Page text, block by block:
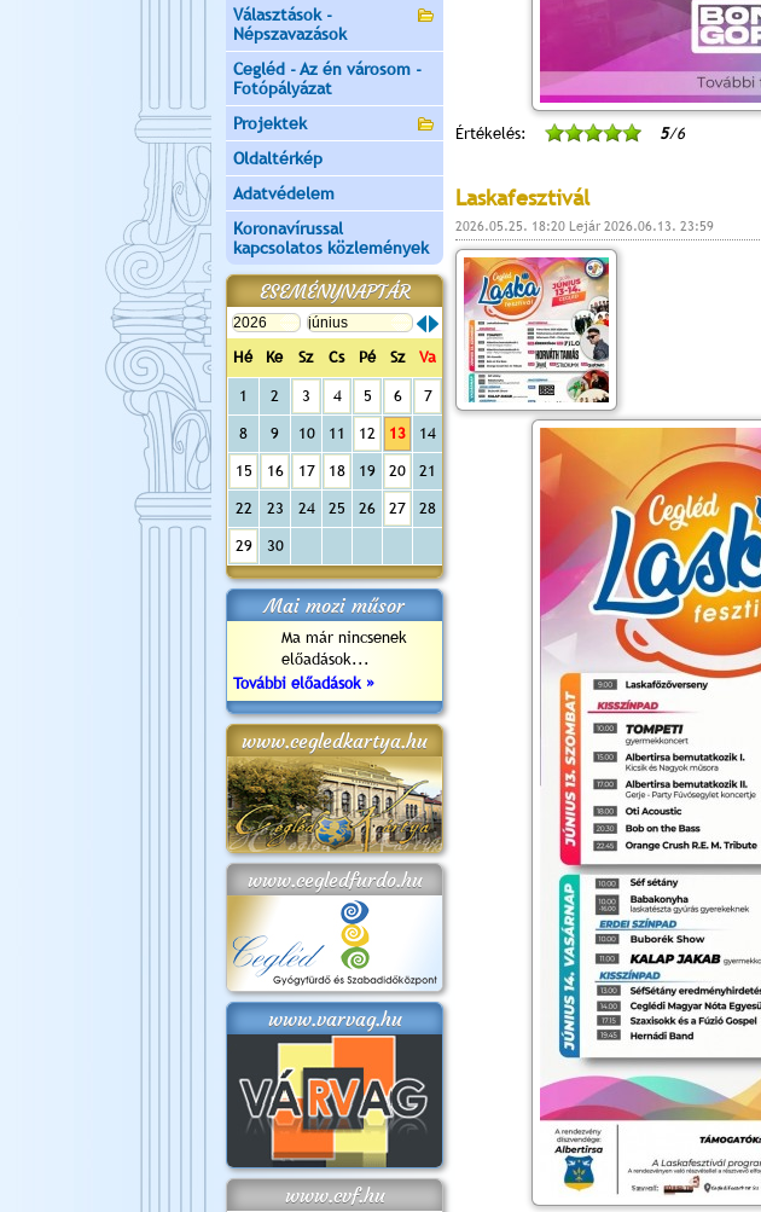
Választások -
Népszavazások
Cegléd - Az én városom -
Fotópályázat
Projektek
Oldaltérkép
Adatvédelem
Koronavírussal
kapcsolatos közlemények
ESEMÉNYNAPTÁR
Hé Ke Sz Cs Pé Sz Va
1 2 3 4 5 6 7
8 9 10 11 12 13 14
15 16 17 18 19 20 21
22 23 24 25 26 27 28
29 30
Mai mozi műsor
Ma már nincsenek
előadások...
További előadások »
www.cegledkartya.hu
www.cegledfurdo.hu
www.varvag.hu
www.cvf.hu
Értékelés: 5/6
Laskafesztivál
2026.05.25. 18:20 Lejár 2026.06.13. 23:59